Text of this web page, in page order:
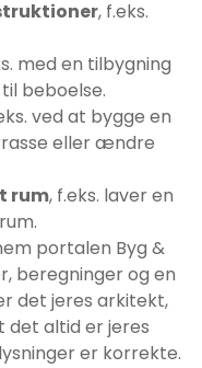
, f.eks.
med en tilbygning
beboelse.
ved at bygge en
eller ændre
rum, f.eks. laver en
portalen Byg &
beregninger og en
det jeres arkitekt,
det altid er jeres
er korrekte.